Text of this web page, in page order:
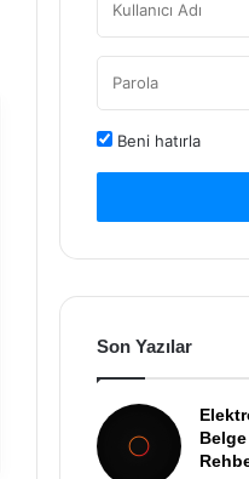
Beni hatırla
Son Yazılar